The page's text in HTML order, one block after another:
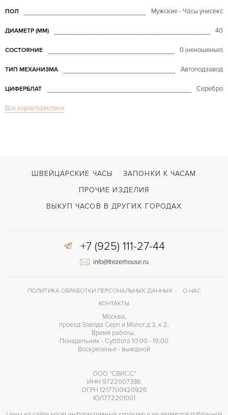
ПОЛ Мужские - Часы унисекс
ДИАМЕТР (MM) 40
СОСТОЯНИЕ 0 (неношеные)
ТИП МЕХАНИЗМА Автоподзавод
ЦИФЕРБЛАТ Серебро
СТЕКЛО
ВОЗМОЖНОСТИ ДОСТАВКИ С документами, С футляром
ЦВЕТ БРАСЛЕТА
Все характеристики
ШВЕЙЦАРСКИЕ ЧАСЫ
ЗАПОНКИ К ЧАСАМ
ПРОЧИЕ ИЗДЕЛИЯ
ВЫКУП ЧАСОВ В ДРУГИХ ГОРОДАХ
+7 (925) 111-27-44
info@frezerhouse.ru
ПОЛИТИКА ОБРАБОТКИ ПЕРСОНАЛЬНЫХ ДАННЫХ
О НАС
КОНТАКТЫ
Москва,
проезд Завода Серп и Молот д 3, к 2,
Время работы:
Понедельник - Суббота 10:00 - 19:00
Воскресенье - выходной
ООО "СВИСС"
ИНН 9722007386
ОГРН 1217700420926
ЮЛ772201001